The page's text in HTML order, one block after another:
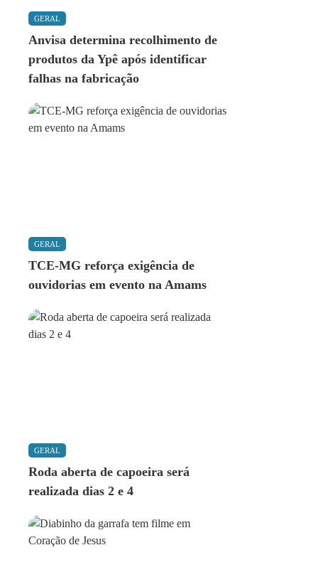
GERAL
Anvisa determina recolhimento de
produtos da Ypê após identificar
falhas na fabricação
GERAL
TCE-MG reforça exigência de
ouvidorias em evento na Amams
GERAL
Roda aberta de capoeira será
realizada dias 2 e 4